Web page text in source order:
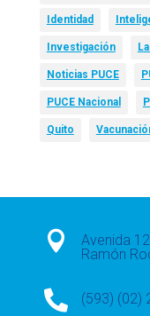
Identidad
Investigación
Noticias PUCE
PUCE Nacional
Quito

Avenida
Ramón
 (593) (02)